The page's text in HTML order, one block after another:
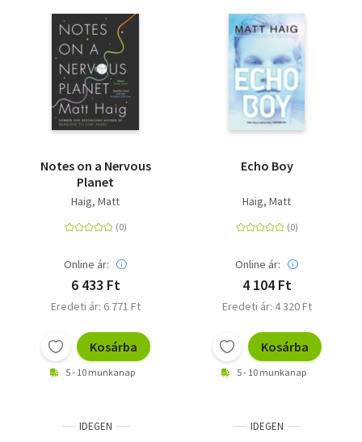
Notes on a Nervous
Planet
Haig, Matt
Online ár:
6 433 Ft
Eredeti ár: 6 771 Ft
Kosárba
5 - 10 munkanap
Echo Boy
Haig, Matt
Online ár:
4 104 Ft
Eredeti ár: 4 320 Ft
Kosárba
5 - 10 munkanap
IDEGEN IDEGEN